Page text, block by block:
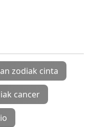
zodiak cinta
cancer